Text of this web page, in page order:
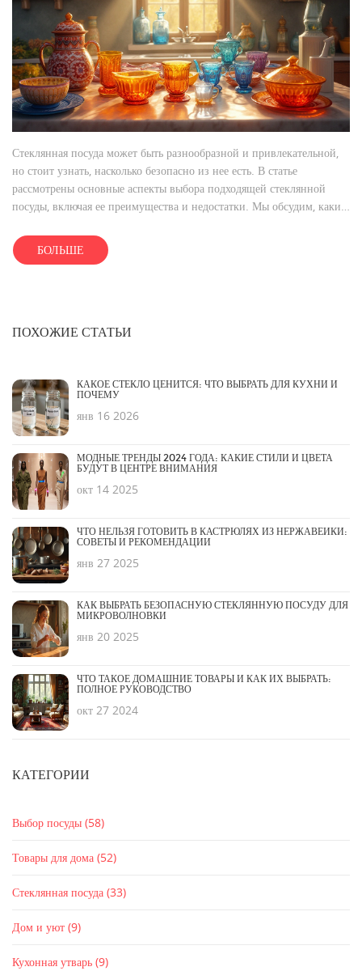
Стеклянная посуда может быть разнообразной и привлекательной,
но стоит узнать, насколько безопасно из нее есть. В статье
рассмотрены основные аспекты выбора подходящей стеклянной
посуды, включая ее преимущества и недостатки. Мы обсудим, какие
посуда качественная. Это руководство будет полезно тем, кто хочет
интегрировать стекло в свой обеденный сервиз.
БОЛЬШЕ
ПОХОЖИЕ СТАТЬИ
КАКОЕ СТЕКЛО ЦЕНИТСЯ: ЧТО ВЫБРАТЬ ДЛЯ КУХНИ И
ПОЧЕМУ
янв 16 2026
МОДНЫЕ ТРЕНДЫ 2024 ГОДА: КАКИЕ СТИЛИ И ЦВЕТА
БУДУТ В ЦЕНТРЕ ВНИМАНИЯ
окт 14 2025
ЧТО НЕЛЬЗЯ ГОТОВИТЬ В КАСТРЮЛЯХ ИЗ НЕРЖАВЕЙКИ:
СОВЕТЫ И РЕКОМЕНДАЦИИ
янв 27 2025
КАК ВЫБРАТЬ БЕЗОПАСНУЮ СТЕКЛЯННУЮ ПОСУДУ ДЛЯ
МИКРОВОЛНОВКИ
янв 20 2025
ЧТО ТАКОЕ ДОМАШНИЕ ТОВАРЫ И КАК ИХ ВЫБРАТЬ:
ПОЛНОЕ РУКОВОДСТВО
окт 27 2024
КАТЕГОРИИ
Выбор посуды (58)
Товары для дома (52)
Стеклянная посуда (33)
Дом и уют (9)
Кухонная утварь (9)